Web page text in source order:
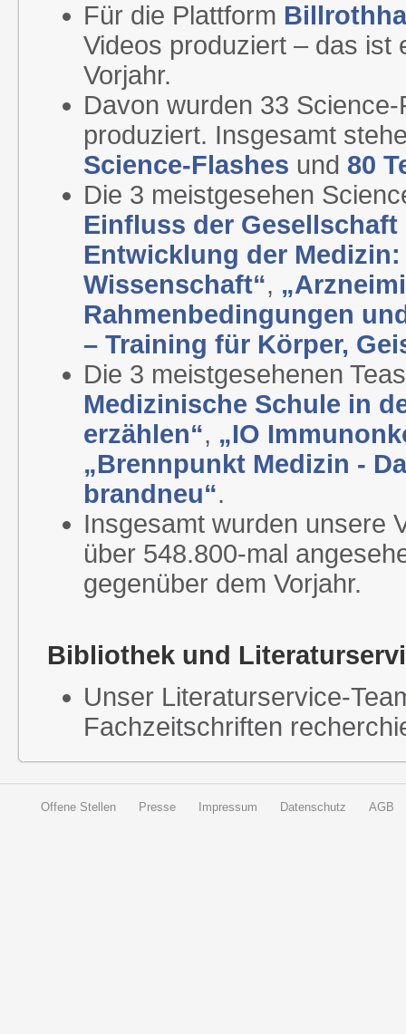
Für die Plattform
Videos produziert – das ist
Vorjahr.
Davon wurden 33
produziert. Insgesamt
Science-Flashes und 80
Die 3 meistgesehen
Einfluss der
Entwicklung der
Wissenschaft“,
Rahmenbedingungen
– Training für Körper,
Die 3 meistgesehenen
Medizinische Schule in
erzählen“, „IO
„Brennpunkt Medizin -
brandneu“.
Insgesamt wurden unsere
über 548.800-mal
gegenüber dem Vorjahr.
Bibliothek und
Unser Literaturservice-
Fachzeitschriften
Offene Stellen Presse Impressum Datenschutz AGB